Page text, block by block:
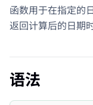
函数用于在指定的
返回计算后的日期
语法